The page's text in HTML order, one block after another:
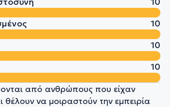
10
10
10
από ανθρώπους που είχαν
θέλουν να μοιραστούν την εμπειρία